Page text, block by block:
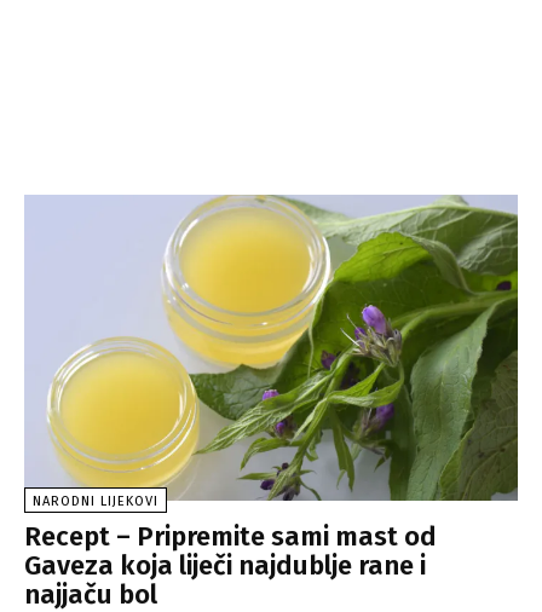
NARODNI LIJEKOVI
Recept – Pripremite sami mast od
Gaveza koja liječi najdublje rane i
najjaču bol